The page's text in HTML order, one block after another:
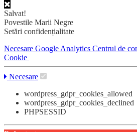
Salvat!
Povestile Marii Negre
Setări confidențialitate
Necesare Google Analytics Centrul de
Cookie
Necesare
wordpress_gdpr_cookies_allowed
wordpress_gdpr_cookies_declined
PHPSESSID